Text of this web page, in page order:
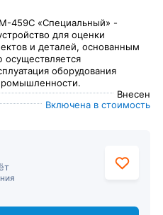
459C «Специальный» -
для оценки
и деталей, основанным
оборудования
Внесен
Включена в стоимость